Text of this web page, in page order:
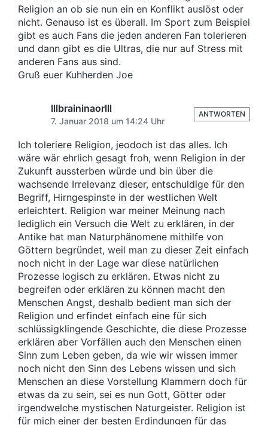
Religion an ob sie nun ein en Konflikt auslöst oder
nicht. Genauso ist es überall. Im Sport zum Beispiel
gibt es auch Fans die jeden anderen Fan tolerieren
und dann gibt es die Ultras, die nur auf Stress mit
anderen Fans aus sind.
Gruß euer Kuhherden Joe
lllbraininaorlll
7. Januar 2018 um 14:24 Uhr
Ich toleriere Religion, jeodoch ist das alles. Ich
wäre wär ehrlich gesagt froh, wenn Religion in der
Zukunft aussterben würde und bin über die
wachsende Irrelevanz dieser, entschuldige für den
Begriff, Hirngespinste in der westlichen Welt
erleichtert. Religion war meiner Meinung nach
lediglich ein Versuch die Welt zu erklären, in der
Antike hat man Naturphänomene mithilfe von
Göttern begründet, weil man zu dieser Zeit einfach
noch nicht in der Lage war diese natürlichen
Prozesse logisch zu erklären. Etwas nicht zu
begreifen oder erklären zu können macht den
Menschen Angst, deshalb bedient man sich der
Religion und erfindet einfach eine für sich
schlüssigklingende Geschichte, die diese Prozesse
erklären aber Vorfällen auch den Menschen einen
Sinn zum Leben geben, da wie wir wissen immer
noch nicht den Sinn des Lebens wissen und sich
Menschen an diese Vorstellung Klammern doch für
etwas da zu sein, sei es nun Gott, Götter oder
irgendwelche mystischen Naturgeister. Religion ist
für mich einer der besten Erdindungen für das
ANTWORTEN